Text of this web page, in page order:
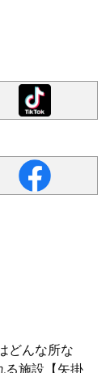
どんな所な
施設【矢掛